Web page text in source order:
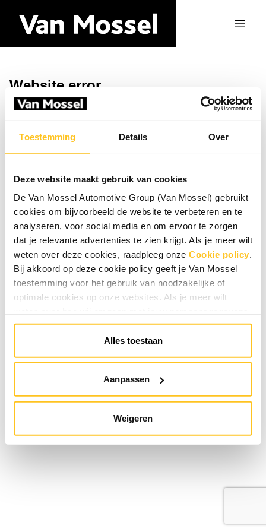
Toestemming Details Over
Deze website maakt gebruik van cookies
De Van Mossel Automotive Group (Van Mossel) gebruikt
cookies om bijvoorbeeld de website te verbeteren en te
analyseren, voor social media en om ervoor te zorgen
dat je relevante advertenties te zien krijgt. Als je meer wilt
weten over deze cookies, raadpleeg onze Cookie policy.
Bij akkoord op deze cookie policy geeft je Van Mossel
toestemming voor het gebruik van noodzakelijke of
optimale cookies op onze websites. Als je meer wilt
raadpleeg onzePrivacyverklaring. Je kunt de cookie
instellingen te allen tijde aanpassen via de link onderaan
de website.
Alles toestaan
Aanpassen
Weigeren
Website error